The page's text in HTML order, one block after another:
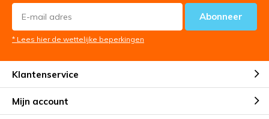
Abonneer
* Lees hier de wettelijke beperkingen
Klantenservice
Mijn account